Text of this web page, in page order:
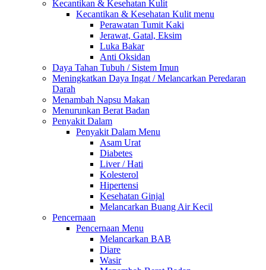
Kecantikan & Kesehatan Kulit
Kecantikan & Kesehatan Kulit menu
Perawatan Tumit Kaki
Jerawat, Gatal, Eksim
Luka Bakar
Anti Oksidan
Daya Tahan Tubuh / Sistem Imun
Meningkatkan Daya Ingat / Melancarkan Peredaran
Darah
Menambah Napsu Makan
Menurunkan Berat Badan
Penyakit Dalam
Penyakit Dalam Menu
Asam Urat
Diabetes
Liver / Hati
Kolesterol
Hipertensi
Kesehatan Ginjal
Melancarkan Buang Air Kecil
Pencernaan
Pencernaan Menu
Melancarkan BAB
Diare
Wasir